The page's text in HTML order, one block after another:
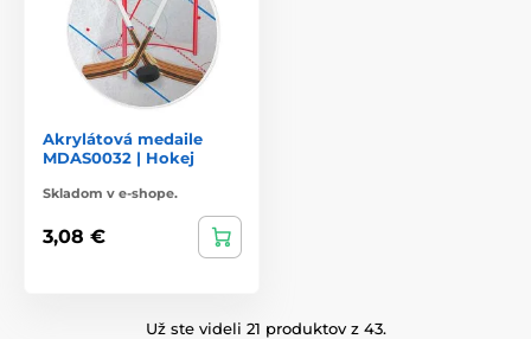
Akrylátová medaile
MDAS0032 | Hokej
Skladom v e-shope.
3,08 €
Už ste videli 21 produktov z 43.